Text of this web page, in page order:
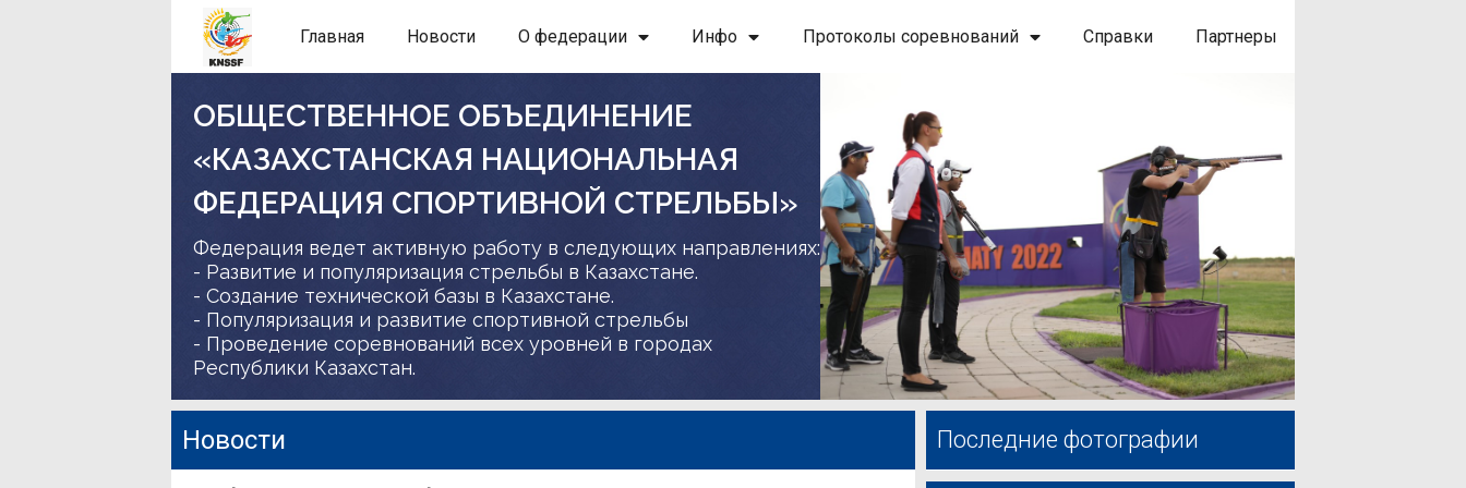
Главная Новости О федерации Инфо Протоколы соревнований Справки Партнеры
ОБЩЕСТВЕННОЕ ОБЪЕДИНЕНИЕ
«КАЗАХСТАНСКАЯ НАЦИОНАЛЬНАЯ
ФЕДЕРАЦИЯ СПОРТИВНОЙ СТРЕЛЬБЫ»
Федерация ведет активную работу в следующих направлениях:
- Развитие и популяризация стрельбы в Казахстане.
- Создание технической базы в Казахстане.
- Популяризация и развитие спортивной стрельбы
- Проведение соревнований всех уровней в городах
Республики Казахстан.
Новости Последние фотографии